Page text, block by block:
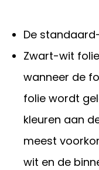
De
Zwart-wit
wanneer de
folie wordt
kleuren aan
meest
wit en de